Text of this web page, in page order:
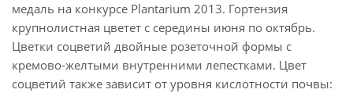
медаль на конкурсе Plantarium 2013. Гортензия
крупнолистная цветет с середины июня по октябрь.
Цветки соцветий двойные розеточной формы с
кремово-желтыми внутренними лепестками. Цвет
соцветий также зависит от уровня кислотности почвы: